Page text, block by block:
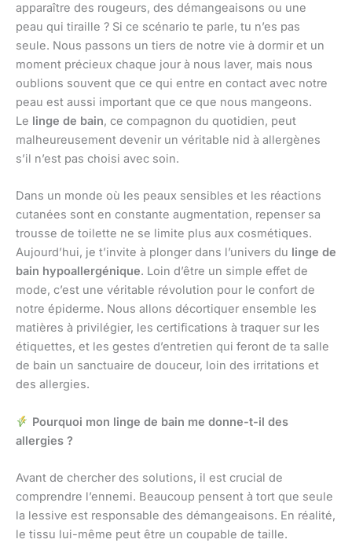
apparaître des rougeurs, des démangeaisons ou une
peau qui tiraille ? Si ce scénario te parle, tu n’es pas
seule. Nous passons un tiers de notre vie à dormir et un
moment précieux chaque jour à nous laver, mais nous
oublions souvent que ce qui entre en contact avec notre
peau est aussi important que ce que nous mangeons.
Le linge de bain, ce compagnon du quotidien, peut
malheureusement devenir un véritable nid à allergènes
s’il n’est pas choisi avec soin.
Dans un monde où les peaux sensibles et les réactions
cutanées sont en constante augmentation, repenser sa
trousse de toilette ne se limite plus aux cosmétiques.
Aujourd’hui, je t’invite à plonger dans l’univers du linge de
bain hypoallergénique. Loin d’être un simple effet de
mode, c’est une véritable révolution pour le confort de
notre épiderme. Nous allons décortiquer ensemble les
matières à privilégier, les certifications à traquer sur les
étiquettes, et les gestes d’entretien qui feront de ta salle
de bain un sanctuaire de douceur, loin des irritations et
des allergies.
Pourquoi mon linge de bain me donne-t-il des
allergies ?
Avant de chercher des solutions, il est crucial de
comprendre l’ennemi. Beaucoup pensent à tort que seule
la lessive est responsable des démangeaisons. En réalité,
le tissu lui-même peut être un coupable de taille.